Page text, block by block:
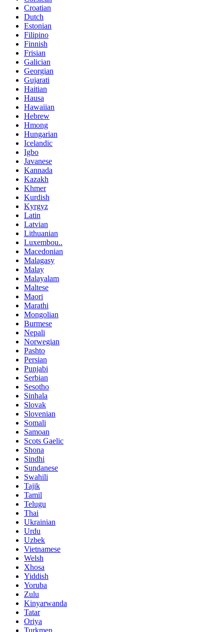
Croatian
Dutch
Estonian
Filipino
Finnish
Frisian
Galician
Georgian
Gujarati
Haitian
Hausa
Hawaiian
Hebrew
Hmong
Hungarian
Icelandic
Igbo
Javanese
Kannada
Kazakh
Khmer
Kurdish
Kyrgyz
Latin
Latvian
Lithuanian
Luxembou..
Macedonian
Malagasy
Malay
Malayalam
Maltese
Maori
Marathi
Mongolian
Burmese
Nepali
Norwegian
Pashto
Persian
Punjabi
Serbian
Sesotho
Sinhala
Slovak
Slovenian
Somali
Samoan
Scots Gaelic
Shona
Sindhi
Sundanese
Swahili
Tajik
Tamil
Telugu
Thai
Ukrainian
Urdu
Uzbek
Vietnamese
Welsh
Xhosa
Yiddish
Yoruba
Zulu
Kinyarwanda
Tatar
Oriya